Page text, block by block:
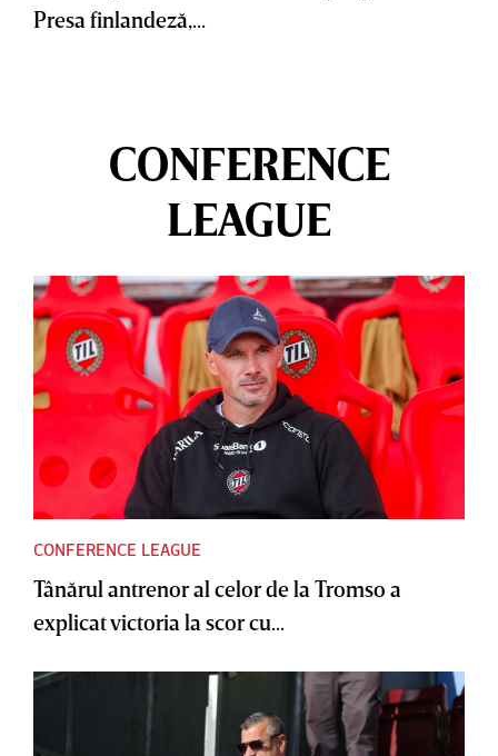
Presa finlandeză,...
CONFERENCE
LEAGUE
CONFERENCE LEAGUE
Tânărul antrenor al celor de la Tromso a
explicat victoria la scor cu...